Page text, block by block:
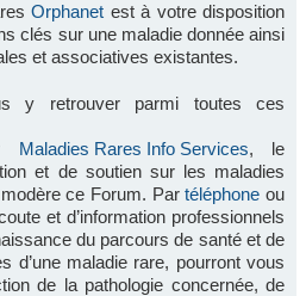
Orphanet est à votre disposition
clés sur une maladie donnée ainsi
et associatives existantes.
y retrouver parmi toutes ces
Maladies Rares Info Services, le
et de soutien sur les maladies
ce Forum. Partéléphone ou
et d’information professionnels
du parcours de santé et de
d’une maladie rare, pourront vous
de la pathologie concernée, de